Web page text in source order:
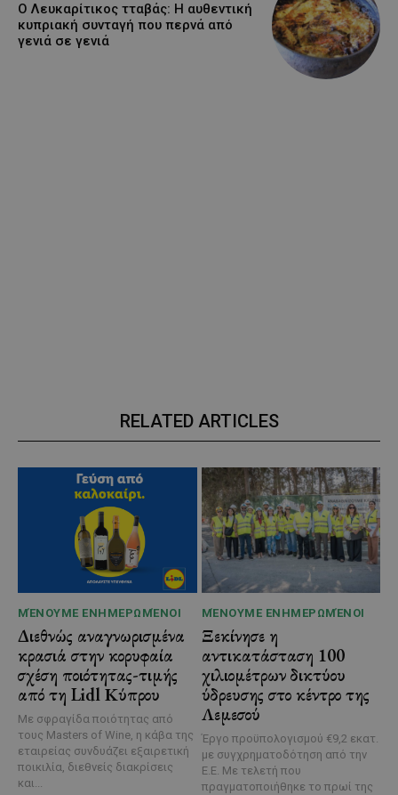
Ο Λευκαρίτικος τταβάς: Η αυθεντική
κυπριακή συνταγή που περνά από
γενιά σε γενιά
RELATED ARTICLES
ΜΈΝΟΥΜΕ ΕΝΗΜΕΡΩΜΈΝΟΙ
Διεθνώς αναγνωρισμένα
κρασιά στην κορυφαία
σχέση ποιότητας-τιμής
από τη Lidl Κύπρου
Με σφραγίδα ποιότητας από
τους Masters of Wine, η κάβα της
εταιρείας συνδυάζει εξαιρετική
ποικιλία, διεθνείς διακρίσεις
και...
ΜΈΝΟΥΜΕ ΕΝΗΜΕΡΩΜΈΝΟΙ
Ξεκίνησε η
αντικατάσταση 100
χιλιομέτρων δικτύου
ύδρευσης στο κέντρο της
Λεμεσού
Έργο προϋπολογισμού €9,2 εκατ.
με συγχρηματοδότηση από την
Ε.Ε. Με τελετή που
πραγματοποιήθηκε το πρωί της